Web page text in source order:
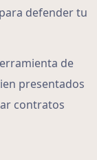
defender tu
de
presentados
contratos